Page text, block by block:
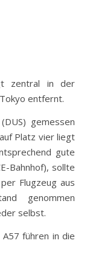
zentral in der
entfernt.
gemessen
Platz vier liegt
Bahnhof), sollte
Flugzeug aus
genommen